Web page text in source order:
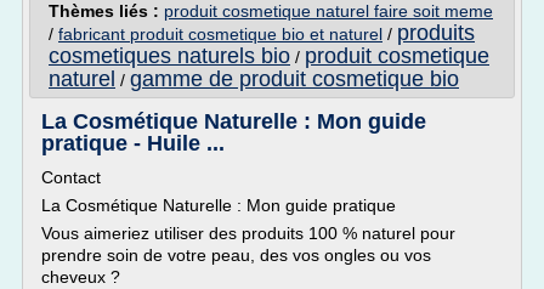
Thèmes liés : produit cosmetique naturel faire soit meme
/ fabricant produit cosmetique bio et naturel / produits
cosmetiques naturels bio / produit cosmetique
naturel / gamme de produit cosmetique bio
La Cosmétique Naturelle : Mon guide
pratique - Huile ...
Contact
La Cosmétique Naturelle : Mon guide pratique
Vous aimeriez utiliser des produits 100 % naturel pour
prendre soin de votre peau, des vos ongles ou vos
cheveux ?